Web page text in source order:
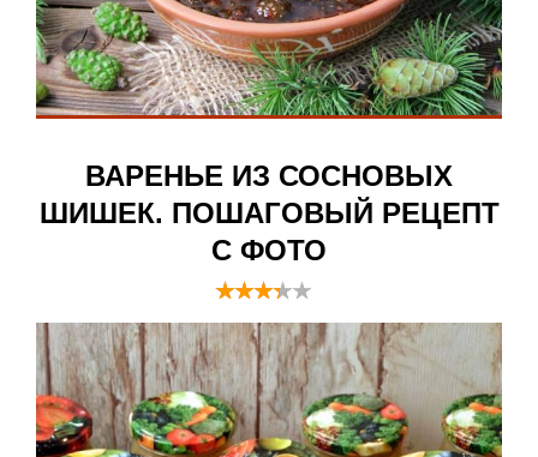
ВАРЕНЬЕ ИЗ СОСНОВЫХ
ШИШЕК. ПОШАГОВЫЙ РЕЦЕПТ
С ФОТО